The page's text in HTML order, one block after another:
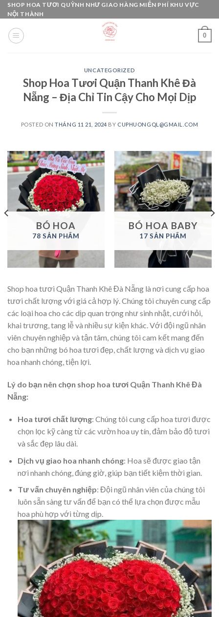
Skip
to
content
SHOP HOA TƯƠI QUỲNH NHƯ GIAO HÀNG MIỄN PHÍ KHU VỰC
NỘI THÀNH
0
UNCATEGORIZED
Shop Hoa Tươi Quận Thanh Khê Đà
Nẵng – Địa Chỉ Tin Cậy Cho Mọi Dịp
POSTED ONTHÁNG 11 21, 2024 BY CUPHUONGQL@GMAIL.COM
BÓ HOA
78 SẢN PHẨM
BÓ HOA BABY
17 SẢN PHẨM
Shop hoa tươi Quận Thanh Khê Đà Nẵng là nơi cung cấp hoa
tươi chất lượng với giá cả hợp lý. Chúng tôi chuyên cung cấp
các loại hoa cho các dịp quan trọng như sinh nhật, cưới hỏi,
khai trương, tang lễ và nhiều sự kiện khác. Với đội ngũ nhân
viên chuyên nghiệp và tận tâm, chúng tôi cam kết mang đến
cho bạn những bó hoa tươi đẹp, chất lượng và dịch vụ giao
hoa nhanh chóng, tiện lợi.
Lý do bạn nên chọn shop hoa tươi Quận Thanh Khê Đà
Nẵng:
Hoa tươi chất lượng: Chúng tôi cung cấp hoa tươi được
chọn lọc kỹ càng từ các vườn hoa uy tín, đảm bảo độ tươi
và sắc đẹp lâu dài.
Dịch vụ giao hoa nhanh chóng: Hoa sẽ được giao tận
nơi nhanh chóng, đúng giờ, giúp bạn tiết kiệm thời gian.
Tư vấn chuyên nghiệp: Đội ngũ nhân viên của chúng tôi
luôn sẵn sàng tư vấn để bạn có thể lựa chọn được mẫu
hoa phù hợp với từng dịp.